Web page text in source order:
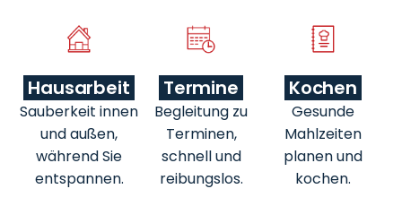
Hausarbeit
Sauberkeit innen
und außen,
während Sie
entspannen.
Termine
Begleitung zu
Terminen,
schnell und
reibungslos.
Kochen
Gesunde
Mahlzeiten
planen und
kochen.